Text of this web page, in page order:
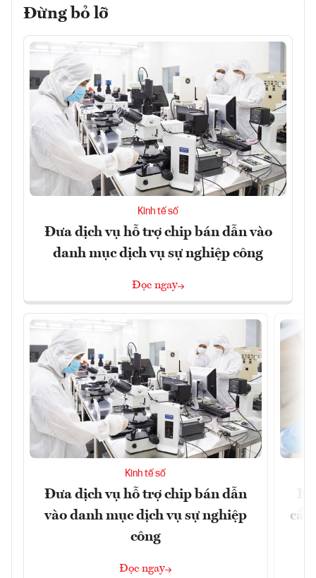
Đừng bỏ lỡ
Kinh tế số
Đưa dịch vụ hỗ trợ chip bán dẫn vào
danh mục dịch vụ sự nghiệp công
Đọc ngay
Kinh tế số
Đưa dịch vụ hỗ trợ chip bán dẫn
vào danh mục dịch vụ sự nghiệp
công
Đọc ngay